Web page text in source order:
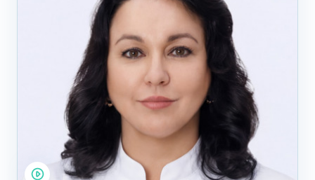
Медикаментозное лечение подразумевает применение
таких препаратов:
нестероидные противовоспалительные (в острой
фазе заболевания для снятия воспаления);
хондропротекторы приостанавливают
дегенеративные процессы в суставе, они
применяются очень длительно, от полугода до
года и дает хороший эффект на ранних стадиях
недуга;